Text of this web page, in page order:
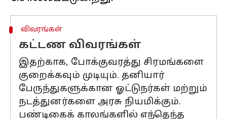
விவரங்கள்
கட்டண விவரங்கள்
இதற்காக, போக்குவரத்து சிரமங்களை
குறைக்கவும் முடியும். தனியார்
பேருந்துகளுக்கான ஓட்டுநர்கள் மற்றும்
நடத்துனர்களை அரசு நியமிக்கும்.
பண்டிகைக் காலங்களில் எந்தெந்த